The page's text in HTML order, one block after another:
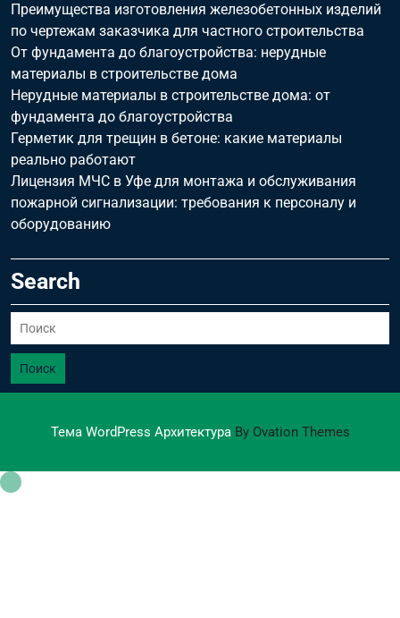
Преимущества изготовления железобетонных изделий
по чертежам заказчика для частного строительства
От фундамента до благоустройства: нерудные
материалы в строительстве дома
Нерудные материалы в строительстве дома: от
фундамента до благоустройства
Герметик для трещин в бетоне: какие материалы
реально работают
Лицензия МЧС в Уфе для монтажа и обслуживания
пожарной сигнализации: требования к персоналу и
оборудованию
Search
Поиск
Тема WordPress АрхитектураBy Ovation Themes